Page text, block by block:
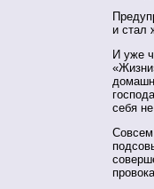
и стал
И уже
себя
Совсем